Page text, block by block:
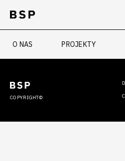
O NAS PROJEKTY
COPYRIGHT©